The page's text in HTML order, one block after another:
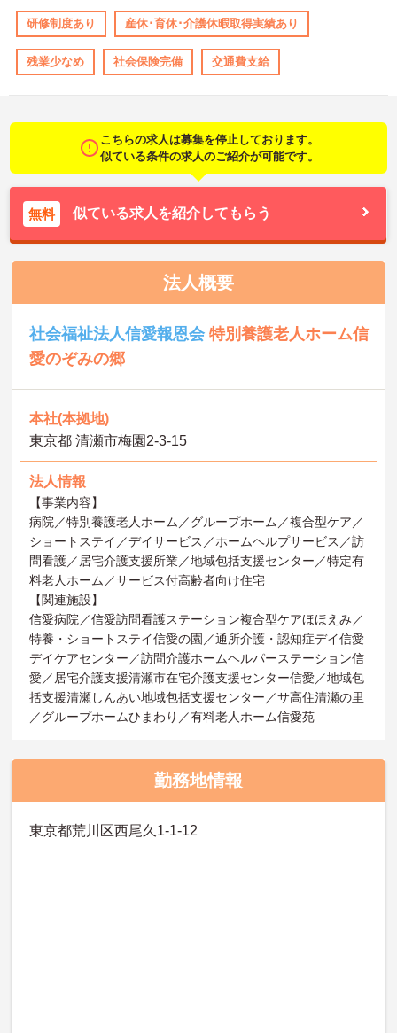
研修制度あり 産休･育休･介護休暇取得実績あり
残業少なめ 社会保険完備 交通費支給
こちらの求人は募集を停止しております。
似ている条件の求人のご紹介が可能です。
無料 似ている求人を紹介してもらう
法人概要
社会福祉法人信愛報恩会特別養護老人ホーム信
愛のぞみの郷
本社(本拠地)
東京都 清瀬市梅園2-3‐15
法人情報
【事業内容】
病院／特別養護老人ホーム／グループホーム／複合型ケア／
ショートステイ／デイサービス／ホームヘルプサービス／訪
問看護／居宅介護支援所業／地域包括支援センター／特定有
料老人ホーム／サービス付高齢者向け住宅
【関連施設】
信愛病院／信愛訪問看護ステーション複合型ケアほほえみ／
特養・ショートステイ信愛の園／通所介護・認知症デイ信愛
デイケアセンター／訪問介護ホームヘルパーステーション信
愛／居宅介護支援清瀬市在宅介護支援センター信愛／地域包
括支援清瀬しんあい地域包括支援センター／サ高住清瀬の里
／グループホームひまわり／有料老人ホーム信愛苑
勤務地情報
東京都荒川区西尾久1-1-12